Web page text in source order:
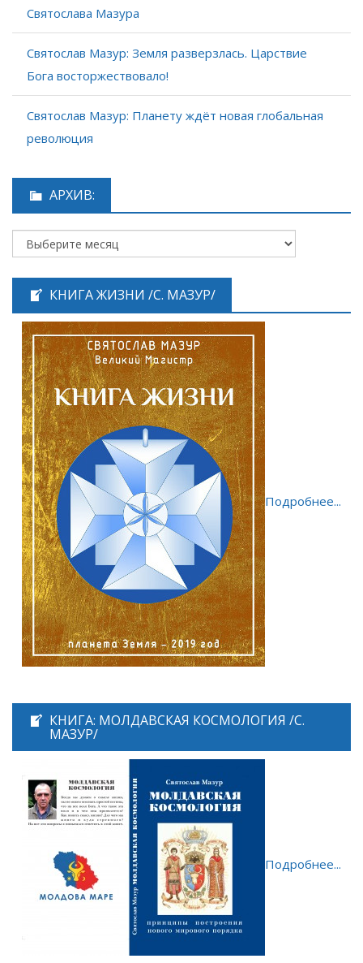
Святослава Мазура
Святослав Мазур: Земля разверзлась. Царствие
Бога восторжествовало!
Святослав Мазур: Планету ждёт новая глобальная
революция
АРХИВ:
КНИГА ЖИЗНИ /С. МАЗУР/
Подробнее...
КНИГА: МОЛДАВСКАЯ КОСМОЛОГИЯ /С.
МАЗУР/
Подробнее...